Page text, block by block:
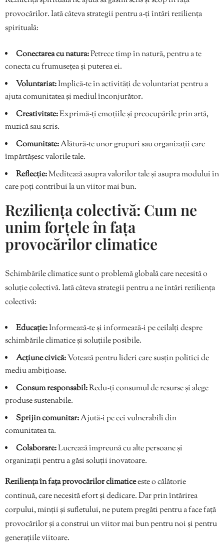
provocărilor. Iată câteva strategii pentru a-ți întări reziliența
spirituală:
Conectarea cu natura:Petrece timp în natură, pentru a te
conecta cu frumusețea și puterea ei.
Voluntariat:Implică-te în activități de voluntariat pentru a
ajuta comunitatea și mediul înconjurător.
Creativitate:Exprimă-ți emoțiile și preocupările prin artă,
muzică sau scris.
Comunitate:Alătură-te unor grupuri sau organizații care
împărtășesc valorile tale.
Reflecție:Meditează asupra valorilor tale și asupra modului în
care poți contribui la un viitor mai bun.
Reziliența colectivă: Cum ne
unim forțele în fața
provocărilor climatice
Schimbările climatice sunt o problemă globală care necesită o
soluție colectivă. Iată câteva strategii pentru a ne întări reziliența
colectivă:
Educație:Informează-te și informează-i pe ceilalți despre
schimbările climatice și soluțiile posibile.
Acțiune civică:Votează pentru lideri care susțin politici de
mediu ambițioase.
Consum responsabil:Redu-ți consumul de resurse și alege
produse sustenabile.
Sprijin comunitar:Ajută-i pe cei vulnerabili din
comunitatea ta.
Colaborare:Lucrează împreună cu alte persoane și
organizații pentru a găsi soluții inovatoare.
Reziliența în fața provocărilor climaticeeste o călătorie
continuă, care necesită efort și dedicare. Dar prin întărirea
corpului, minții și sufletului, ne putem pregăti pentru a face față
provocărilor și a construi un viitor mai bun pentru noi și pentru
generațiile viitoare.